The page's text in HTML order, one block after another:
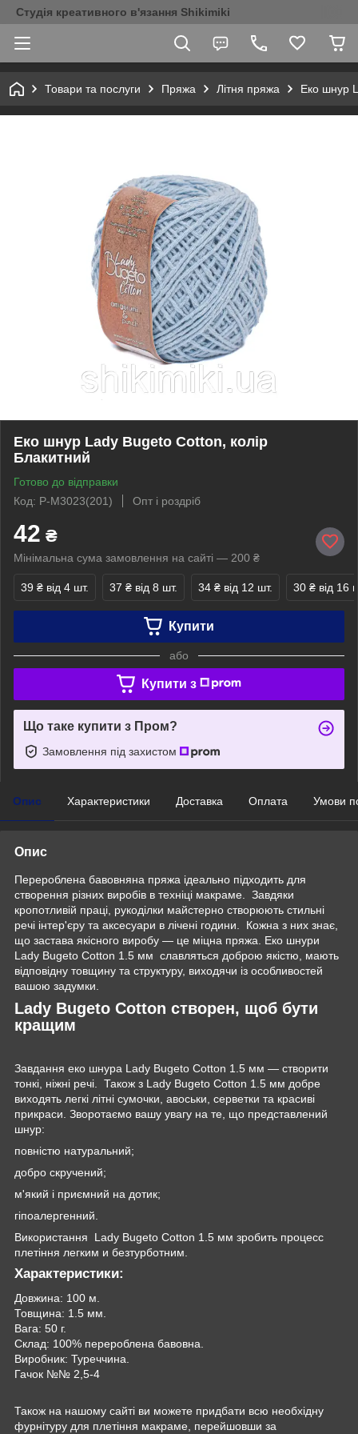
Студія креативного в'язання Shikimiki
Товари та послуги Пряжа Літня пряжа Еко шнур
Еко шнур Lady Bugeto Cotton, колір
Блакитний
Готово до відправки
Код: P-M3023(201)
Опт і роздріб
42 ₴
Мінімальна сума замовлення на сайті — 200 ₴
39 ₴ від 4 шт. 37 ₴ від 8 шт. 34 ₴ від 12 шт. 30 ₴ від 16
Купити
або
Купити з
Що таке купити з Пром?
Замовлення під захистом
Опис Характеристики Доставка Оплата Умови
Опис
Перероблена‌ ‌бавовняна‌ ‌пряжа‌ ‌ідеально‌ ‌підходить‌ ‌для‌
‌створення‌ ‌різних‌ ‌виробів‌ ‌в‌‌‌‌ техніці макраме. ‌ ‌Завдяки
кропотливій праці, рукоділки майстерно створюють стильні
речі інтер'єру та аксесуари в лічені години. ‌Кожна‌‌ з‌‌ них‌ ‌знає,‌
‌що‌ ‌застава ‌якісного‌ ‌виробу‌ — ‌це‌ ‌міцна‌ ‌пряжа. Еко‌ ‌шнури‌
‌Lady Bugeto Cotton ‌1.5 ‌мм ‌ славляться‌ ‌доброю ‌якістю,‌ ‌мають
відповідну товщину ‌та ‌структуру, ‌виходячи‌ ‌із‌ ‌особливостей‌
‌вашою‌ ‌задумки.‌
Lady Bugeto Cotton ‌створен,‌ ‌щоб‌ ‌бути‌
‌кращим‌
Завдання ‌еко‌ ‌шнура‌ ‌Lady Bugeto Cotton ‌1.5 ‌мм‌ ‌— ‌створити‌
‌тонкі,‌ ‌ніжні‌ ‌речі‌. ‌ Також‌ ‌з Lady Bugeto Cotton‌ ‌1.5 ‌мм‌ ‌добре‌
‌виходять‌ ‌легкі літні сумочки, авоськи, серветки та‌ красиві‌
‌прикраси.‌ ‌Зворотаємо ‌вашу ‌увагу ‌на‌ ‌те,‌ ‌що‌ ‌‌‌‌‌‌‌‌‌‌‌‌‌‌‌‌‌‌‌‌‌‌‌‌представлений
шнур:
повністю‌ ‌натуральний;‌
‌добро‌ ‌скручений;‌ ‌
м'який і приємний на дотик;
гіпоалергенний.‌ ‌
Використання‌ ‌ ‌Lady Bugeto Cotton‌ ‌1.5 ‌мм‌ ‌зробить‌ ‌процесс‌
‌плетіння‌ легким‌ ‌и‌ ‌безтурботним.‌‌‌
Характеристики:
Довжина: 100 м.
Товщина: 1.5 мм.
Вага: 50 г.
Склад: 100% перероблена бавовна.
Виробник: Туреччина.
Гачок №№ 2,5-4
Також на нашому сайті ви можете придбати всю необхідну
фурнітуру для плетіння макраме, перейшовши за